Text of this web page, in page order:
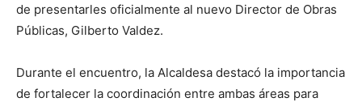
de presentarles oficialmente al nuevo Director de Obras
Públicas, Gilberto Valdez.
Durante el encuentro, la Alcaldesa destacó la importancia
de fortalecer la coordinación entre ambas áreas para